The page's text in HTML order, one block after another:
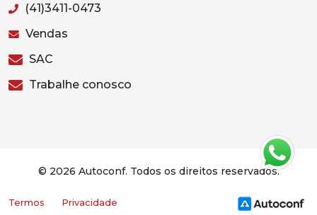
(41)3411-0473
Vendas
SAC
Trabalhe conosco
© 2026 Autoconf. Todos os direitos reservados.
Termos Privacidade